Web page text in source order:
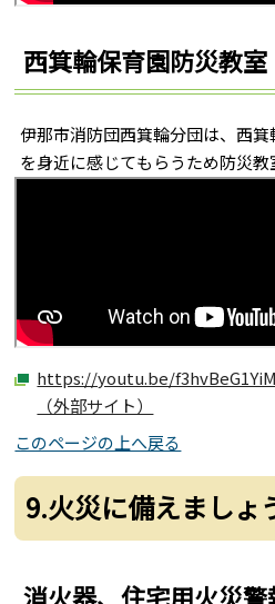
西箕輪保育園防災教室
伊那市消防団西箕輪分団は、西
を身近に感じてもらうため防災教
https://youtu.be/
（外部サイト）
このページの上へ戻る
9.火災に備えましょ
消火器、住宅用火災警